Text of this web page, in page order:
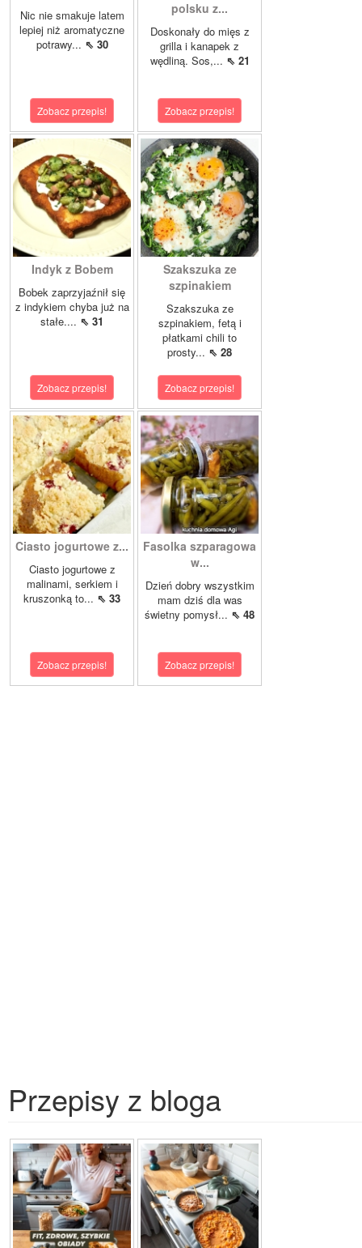
Nic nie smakuje latem
lepiej niż aromatyczne
potrawy... ⇖ 30
Zobacz przepis!
polsku z...
Doskonały do mięs z
grilla i kanapek z
wędliną. Sos,... ⇖ 21
Zobacz przepis!
Indyk z Bobem
Bobek zaprzyjaźnił się
z indykiem chyba już na
stałe.... ⇖ 31
Zobacz przepis!
Szakszuka ze
szpinakiem
Szakszuka ze
szpinakiem, fetą i
płatkami chili to
prosty... ⇖ 28
Zobacz przepis!
Ciasto jogurtowe z...
Ciasto jogurtowe z
malinami, serkiem i
kruszonką to... ⇖ 33
Zobacz przepis!
Fasolka szparagowa
w...
Dzień dobry wszystkim
mam dziś dla was
świetny pomysł... ⇖ 48
Zobacz przepis!
Przepisy z bloga